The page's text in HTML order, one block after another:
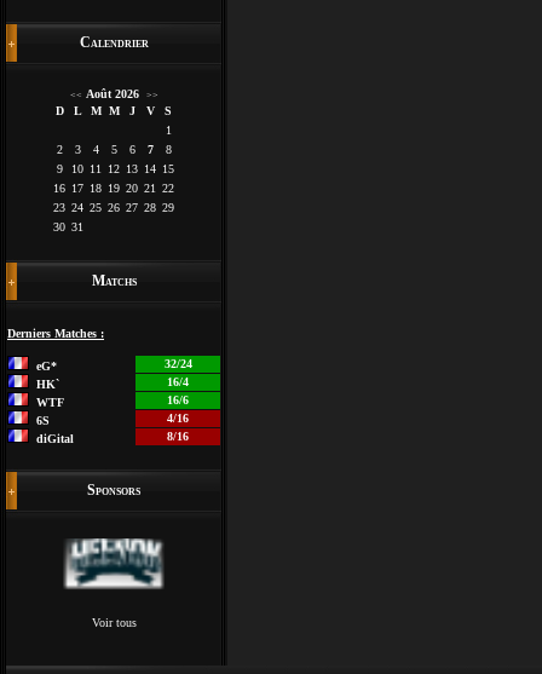
Calendrier
<< Août 2026 >>
D L M M J V
S
1
2
3 4 5 6 7
8
9
10 11 12 13 14 15
16 17 18 19 20 21
22
23 24 25 26 27 28 29
30 31
Matchs
Derniers Matches :
eG*
32/24
HK`
16/4
WTF
16/6
6S
4/16
diGital
8/16
Sponsors
Voir tous